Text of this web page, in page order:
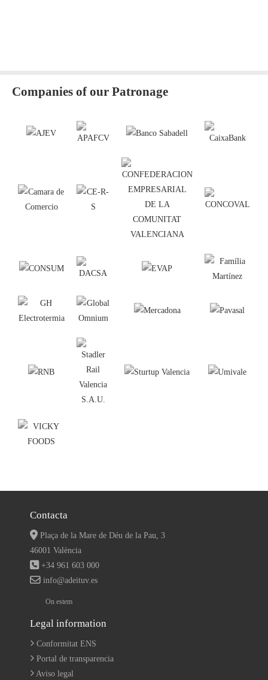
Companies of our Patronage
Contacta
Plaça de la Mare de Déu de la Pau, 3
46001 València
+34 961 603 000
info@adeituv.es
On estem
Legal information
Conformitat ENS
Portal de transparencia
Aviso legal